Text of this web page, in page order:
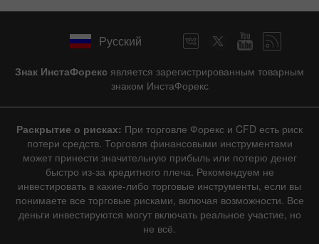
Русский
Знак ИнстаФорекс является зарегистрированным товарным
знаком ИнстаФорекс
Раскрытие о рисках: При торговле Форекс и CFD есть риск
потери средств. Торговля финансовыми инструментами
может принести значительную прибыль или потерю денег
быстро из-за кредитного плеча. Рекомендуем не
инвестировать в какие-либо торговые инструменты, если вы
понимаете все торговые рисками, включая возможности. Все
деньги инвестируются могут включать реальное участие, но
не всё.